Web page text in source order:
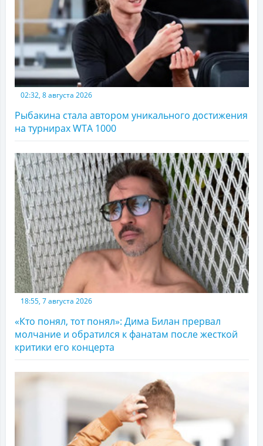
02:32, 8 августа 2026
Рыбакина стала автором уникального достижения
на турнирах WTA 1000
18:55, 7 августа 2026
«Кто понял, тот понял»: Дима Билан прервал
молчание и обратился к фанатам после жесткой
критики его концерта